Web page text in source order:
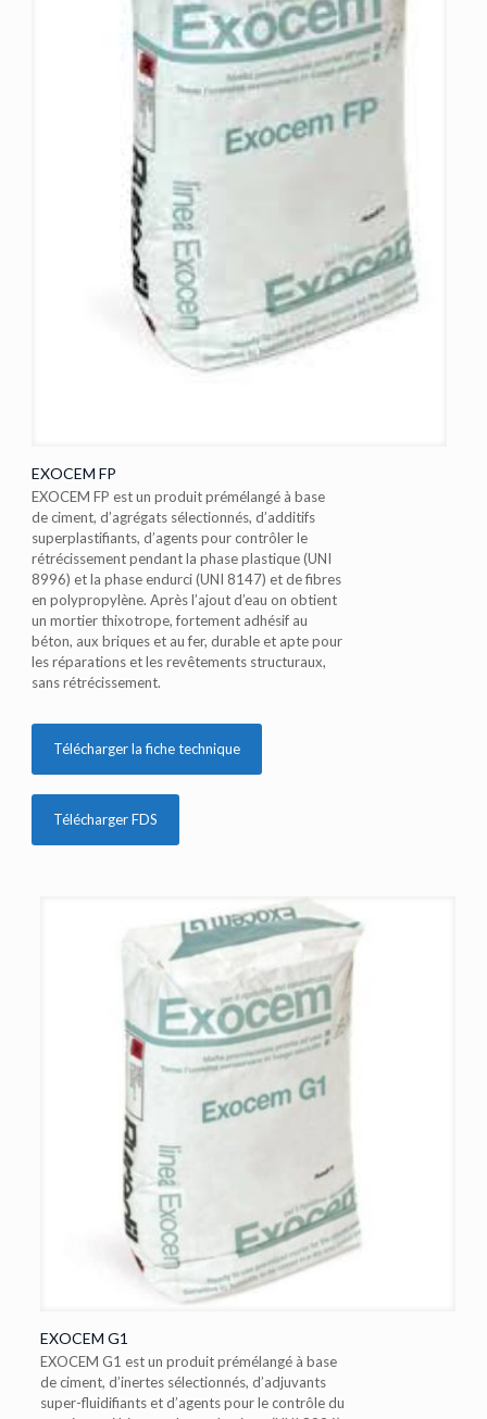
EXOCEM FP
EXOCEM FP est un produit prémélangé à base
de ciment, d’agrégats sélectionnés, d’additifs
superplastifiants, d’agents pour contrôler le
rétrécissement pendant la phase plastique (UNI
8996) et la phase endurci (UNI 8147) et de fibres
en polypropylène. Après l’ajout d’eau on obtient
un mortier thixotrope, fortement adhésif au
béton, aux briques et au fer, durable et apte pour
les réparations et les revêtements structuraux,
sans rétrécissement.
Télécharger la fiche technique
Télécharger FDS
EXOCEM G1
EXOCEM G1 est un produit prémélangé à base
de ciment, d’inertes sélectionnés, d’adjuvants
super-fluidifiants et d’agents pour le contrôle du